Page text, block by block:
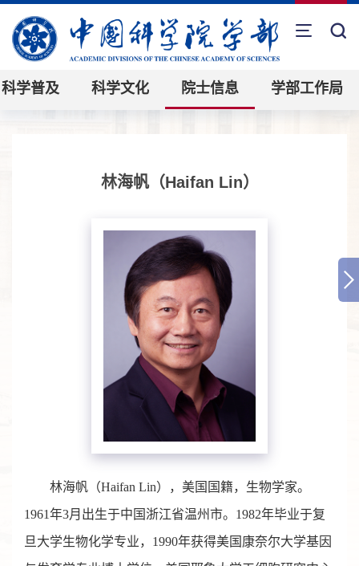
科学普及 科学文化 院士信息 学部工作局
林海帆（Haifan Lin）
林海帆（Haifan Lin），美国国籍，生物学家。
1961年3月出生于中国浙江省温州市。1982年毕业于复
旦大学生物化学专业，1990年获得美国康奈尔大学基因